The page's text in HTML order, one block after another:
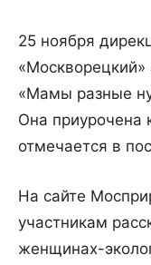
25 ноября
«Мамы разные
Она приурочена
отмечается в
На сайте
участникам
женщинах-